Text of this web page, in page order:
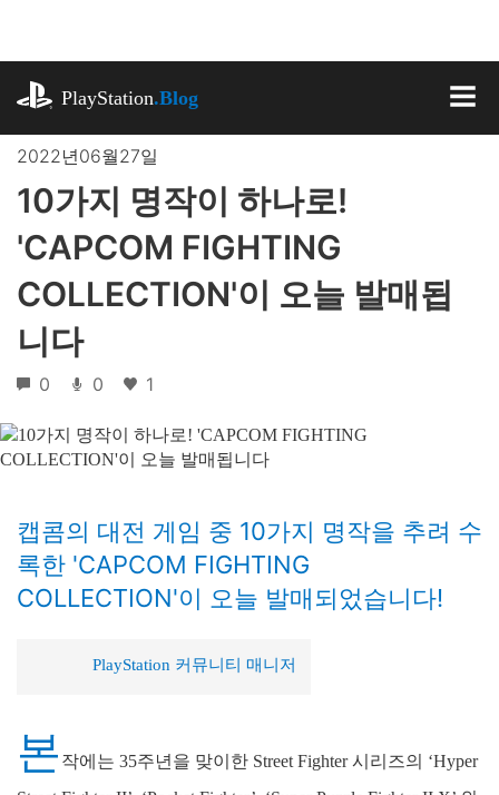
로
뛰
PlayStation.Blog
2022년06월27일
10가지 명작이 하나로!
'CAPCOM FIGHTING
COLLECTION'이 오늘 발매됩
니다
0 0 1
캡콤의 대전 게임 중 10가지 명작을 추려 수
록한 'CAPCOM FIGHTING
COLLECTION'이 오늘 발매되었습니다!
PlayStation 커뮤니티 매니저
본 작에는 35주년을 맞이한 Street Fighter 시리즈의 ‘Hyper